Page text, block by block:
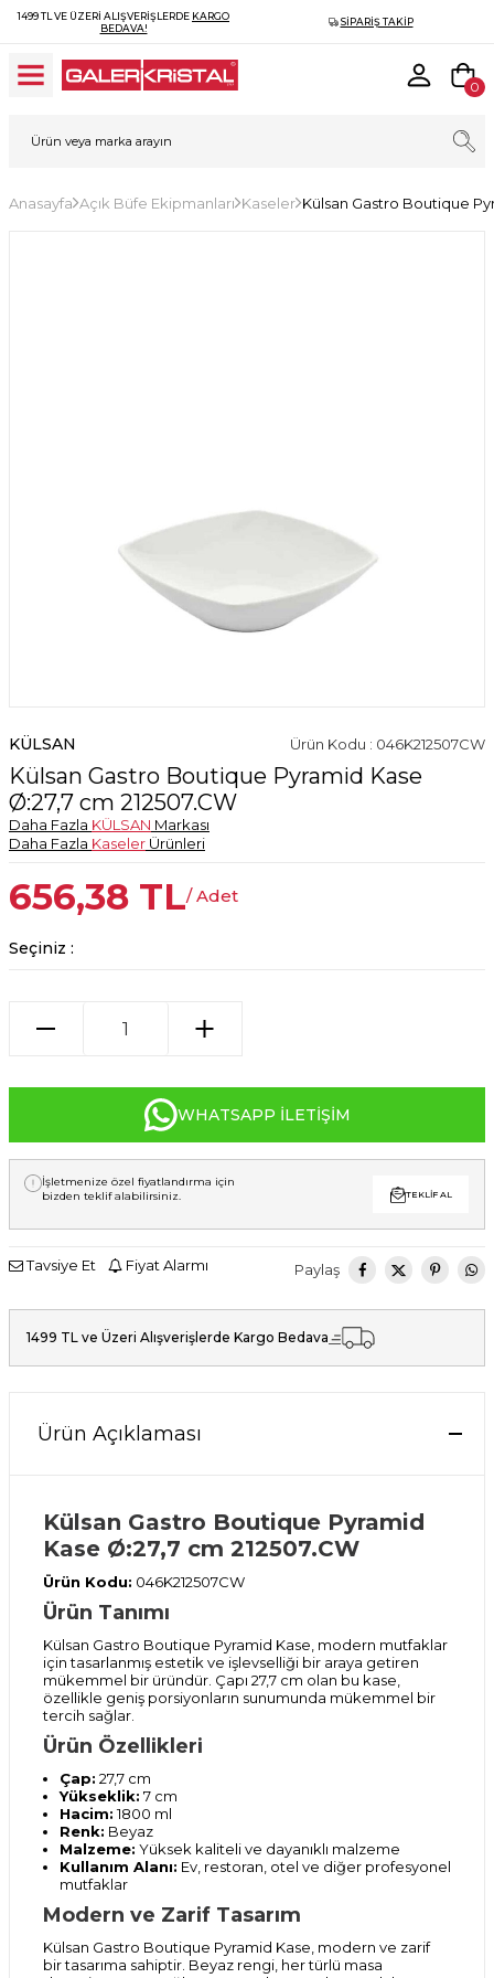
1499 TL VE ÜZERI ALIŞVERIŞLERDE KARGO
BEDAVA!
SIPARIŞ TAKIP
0
Anasayfa Açık Büfe Ekipmanları Kaseler Külsan Gastro Boutique
KÜLSAN Ürün Kodu : 046K212507CW
Külsan Gastro Boutique Pyramid Kase
Ø:27,7 cm 212507.CW
Daha Fazla KÜLSAN Markası
Daha Fazla Kaseler Ürünleri
656,38 TL/ Adet
Seçiniz :
WHATSAPP İLETIŞIM
İşletmenize özel fiyatlandırma için
bizden teklif alabilirsiniz.
TEKLIF AL
Tavsiye Et Fiyat Alarmı Paylaş
1499 TL ve Üzeri Alışverişlerde Kargo Bedava
Ürün Açıklaması
Külsan Gastro Boutique Pyramid
Kase Ø:27,7 cm 212507.CW
Ürün Kodu: 046K212507CW
Ürün Tanımı
Külsan Gastro Boutique Pyramid Kase, modern mutfaklar
için tasarlanmış estetik ve işlevselliği bir araya getiren
mükemmel bir üründür. Çapı 27,7 cm olan bu kase,
özellikle geniş porsiyonların sunumunda mükemmel bir
tercih sağlar.
Ürün Özellikleri
Çap: 27,7 cm
Yükseklik: 7 cm
Hacim:1800 ml
Renk: Beyaz
Malzeme: Yüksek kaliteli ve dayanıklı malzeme
Kullanım Alanı: Ev, restoran, otel ve diğer profesyonel
mutfaklar
Modern ve Zarif Tasarım
Külsan Gastro Boutique Pyramid Kase, modern ve zarif
bir tasarıma sahiptir. Beyaz rengi, her türlü masa